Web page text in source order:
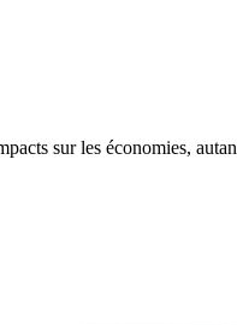
sur les économies,